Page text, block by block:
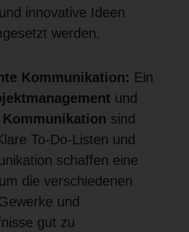
innovative Ideen
werden.
Kommunikation: Ein
und
sind
To-Do-Listen und
schaffen eine
die verschiedenen
und
gut zu